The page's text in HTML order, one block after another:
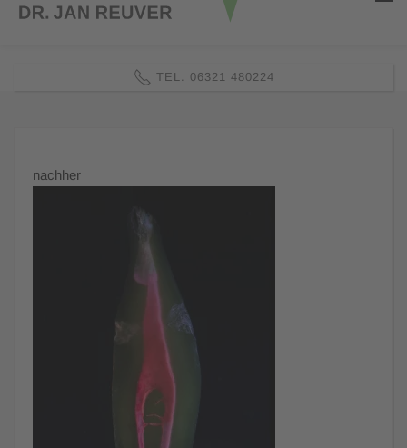
TEL. 06321 480224
nachher